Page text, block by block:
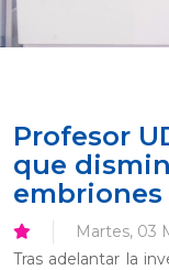
Profesor
que
Martes, 03
Tras adelantar la